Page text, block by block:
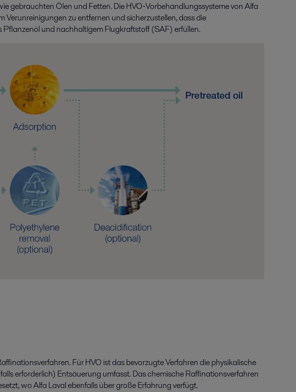
gebrauchten Ölen und Fetten. Die HVO‑Vorbehandlungssysteme von Alfa
zu entfernen und sicherzustellen, dass die
Pflanzenöl und nachhaltigem Flugkraftstoff (SAF) erfüllen.
Für HVO ist das bevorzugte Verfahren die physikalische
erforderlich) Entsäuerung umfasst. Das chemische Raffinationsverfahren
wo Alfa Laval ebenfalls über große Erfahrung verfügt.